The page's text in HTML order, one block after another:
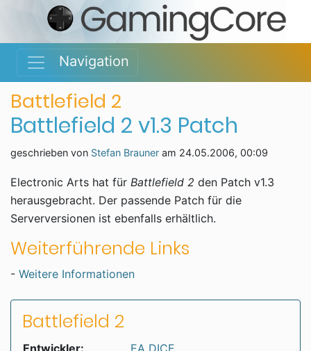
Navigation
Battlefield 2
Battlefield 2 v1.3 Patch
geschrieben von Stefan Brauner am 24.05.2006, 00:09
Electronic Arts hat für Battlefield 2 den Patch v1.3
herausgebracht. Der passende Patch für die
Serverversionen ist ebenfalls erhältlich.
Weiterführende Links
- Weitere Informationen
Battlefield 2